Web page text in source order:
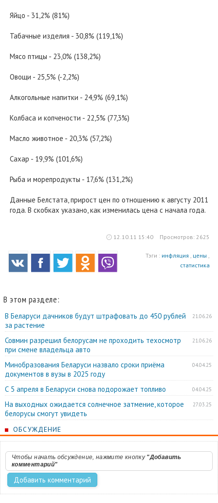
Яйцо - 31,2% (81%)
Табачные изделия - 30,8% (119,1%)
Мясо птицы - 23,0% (138,2%)
Овощи - 25,5% (-2,2%)
Алкогольные напитки - 24,9% (69,1%)
Колбаса и копчености - 22,5% (77,3%)
Масло животное - 20,3% (57,2%)
Сахар - 19,9% (101,6%)
Рыба и морепродукты - 17,6% (131,2%)
Данные Белстата, прирост цен по отношению к августу 2011
года. В скобках указано, как изменилась цена с начала года.
12.10.11 15:40 Просмотров: 2625
Тэги : инфляция , цены ,
статистика
В этом разделе:
21.06.26
В Беларуси дачников будут штрафовать до 450 рублей
за растение
21.06.26
Совмин разрешил белорусам не проходить техосмотр
при смене владельца авто
04.04.25
Минобразования Беларуси назвало сроки приёма
документов в вузы в 2025 году
04.04.25
С 5 апреля в Беларуси снова подорожает топливо
27.03.25
На выходных ожидается солнечное затмение, которое
белорусы смогут увидеть
ОБСУЖДЕНИЕ
Чтобы начать обсуждение, нажмите кнопку "Добавить
комментарий"